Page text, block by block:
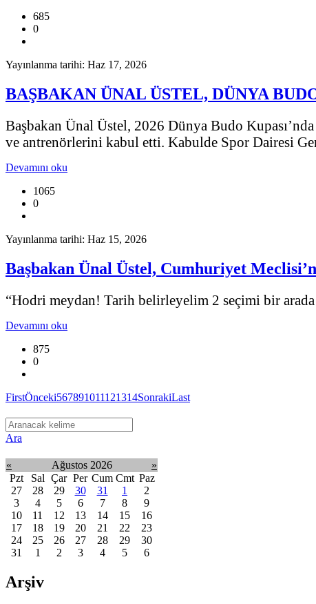
685
0
Yayınlanma tarihi: Haz 17, 2026
BAŞBAKAN ÜNAL ÜSTEL, DÜNYA
Başbakan Ünal Üstel, 2026 Dünya Budo
ve antrenörlerini kabul etti. Kabulde Spor Dairesi
Devamını oku
1065
0
Yayınlanma tarihi: Haz 15, 2026
Başbakan Ünal Üstel, Cumhuriyet
“Hodri meydan! Tarih belirleyelim 2 seçimi bir arada
Devamını oku
875
0
FirstÖnceki567891011121314SonrakiLast
Ara
« Ağustos 2026
»
Pzt
Sal Çar Per Cum Cmt Paz
27
28 29 30 31 1
2
3
4 5 6 7 8
9
10
11 12 13 14 15
16
17
18 19 20 21 22
23
24
25 26 27 28 29
30
31
1 2 3 4 5 6
Arşiv